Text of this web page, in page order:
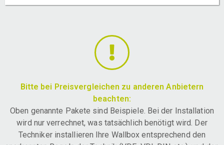
Bitte bei Preisvergleichen zu anderen Anbietern
beachten:
Oben genannte Pakete sind Beispiele. Bei der Installation
wird nur verrechnet, was tatsächlich benötigt wird. Der
Techniker installieren Ihre Wallbox entsprechend den